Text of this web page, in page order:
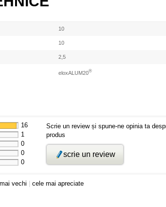
10
10
2,5
eloxALUM20®
16
1
0
0
0
Scrie un review și spune-ne opinia ta
produs
scrie un review
vechi cele mai apreciate